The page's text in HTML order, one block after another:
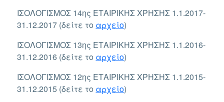
ΙΣΟΛΟΓΙΣΜΟΣ 14ης ΕΤΑΙΡΙΚΗΣ ΧΡΗΣΗΣ 1.1.2017-
31.12.2017 (δείτε το αρχείο)
ΙΣΟΛΟΓΙΣΜΟΣ 13ης ΕΤΑΙΡΙΚΗΣ ΧΡΗΣΗΣ 1.1.2016-
31.12.2016 (δείτε το αρχείο)
ΙΣΟΛΟΓΙΣΜΟΣ 12ης ΕΤΑΙΡΙΚΗΣ ΧΡΗΣΗΣ 1.1.2015-
31.12.2015 (δείτε το αρχείο)